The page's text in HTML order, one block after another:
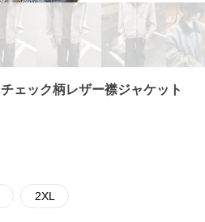
ェック柄レザー襟ジャケット
2XL